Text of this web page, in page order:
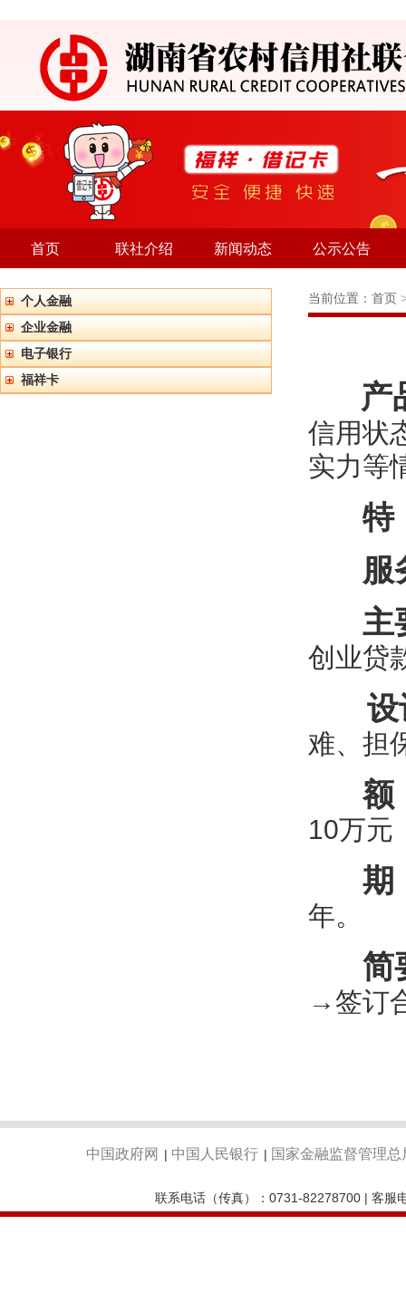
首页 联社介绍 新闻动态 公示公告
个人金融
企业金融
电子银行
福祥卡
当前位置： 首页
产
信用状
实力等
服
主
创业贷
设
难、担
10万元
年。
简
→签订
中国政府网 | 中国人民银行 | 国家金融监督管理总
联系电话（传真）：0731-82278700 | 客服